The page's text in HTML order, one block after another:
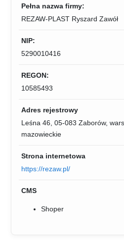
Pełna nazwa firmy:
REZAW-PLAST Ryszard Zawół
NIP:
5290010416
REGON:
10585493
Adres rejestrowy
Leśna 46, 05-083 Zaborów,
mazowieckie
Strona internetowa
https://rezaw.pl/
CMS
Shoper